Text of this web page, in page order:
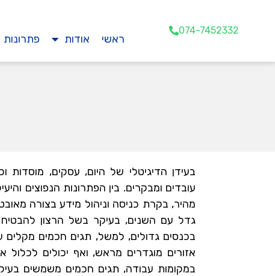
074-7452332
ראשי אודות פתרונות
בעידן הדיגיטלי של היום, עסקים,
עובדים ומבקרים. בין הפתרונות הנפוצים
מהיר, בקרת כניסה וניהול מידע בצורה
גדל עם השנים, בעיקר בשל הרצון
בכנסים גדולים, למשל, תגים חכמים
אזורים מוגדרים מראש, ואף יכולים לכלול
במקומות עבודה, תגים חכמים משמשים